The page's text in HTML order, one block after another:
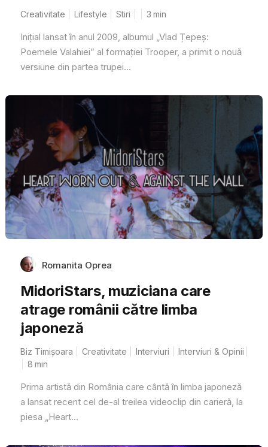
Creativitate Lifestyle Stiri 3 min
Inițial lansat în anul 2009, albumul „Vlad Țepeș:
Poemele Valahiei” al formației Trooper, a primit o nouă
versiune din partea trupei...
Romanita Oprea
MidoriStars, muziciana care
atrage românii către limba
japoneză
Biz Timișoara Creativitate Interviuri
Interviuri & Opinii
8 min
Prima artistă din România care cântă în limba japoneză
a lansat recent cel de-al treilea videoclip din carieră, la
piesa „Heart...